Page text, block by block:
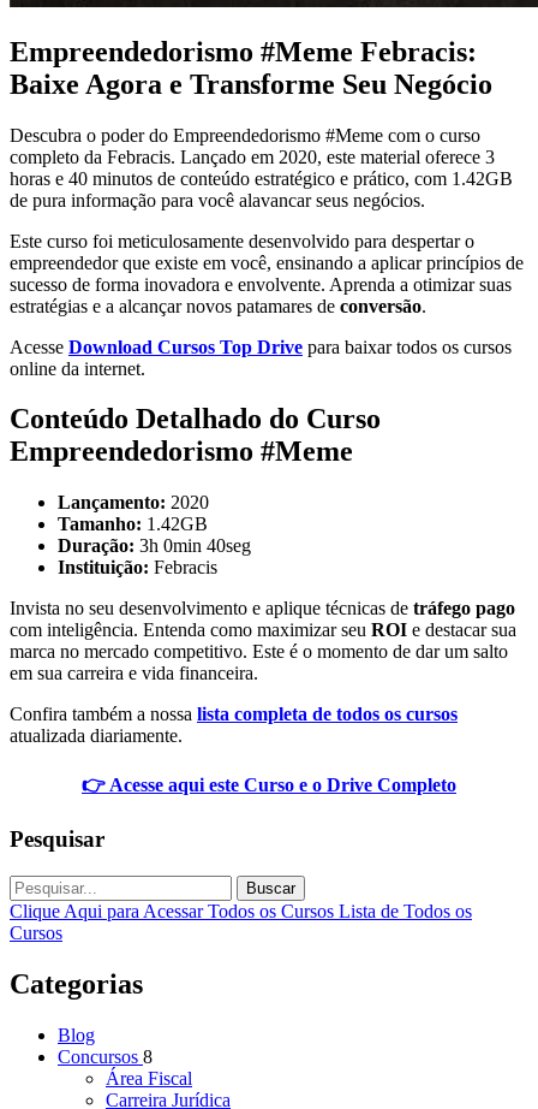
Empreendedorismo #Meme Febracis:
Baixe Agora e Transforme Seu Negócio
Descubra o poder do Empreendedorismo #Meme com o curso
completo da Febracis. Lançado em 2020, este material oferece 3
horas e 40 minutos de conteúdo estratégico e prático, com 1.42GB
de pura informação para você alavancar seus negócios.
Este curso foi meticulosamente desenvolvido para despertar o
empreendedor que existe em você, ensinando a aplicar princípios de
sucesso de forma inovadora e envolvente. Aprenda a otimizar suas
estratégias e a alcançar novos patamares de conversão.
Acesse Download Cursos Top Drive para baixar todos os cursos
online da internet.
Conteúdo Detalhado do Curso
Empreendedorismo #Meme
Lançamento: 2020
Tamanho: 1.42GB
Duração: 3h 0min 40seg
Instituição: Febracis
Invista no seu desenvolvimento e aplique técnicas de tráfego pago
com inteligência. Entenda como maximizar seu ROI e destacar sua
marca no mercado competitivo. Este é o momento de dar um salto
em sua carreira e vida financeira.
Confira também a nossa lista completa de todos os cursos
atualizada diariamente.
👉 Acesse aqui este Curso e o Drive Completo
Pesquisar
Buscar
Clique Aqui para Acessar Todos os Cursos Lista de Todos os
Cursos
Categorias
Blog
Concursos 8
Área Fiscal
Carreira Jurídica